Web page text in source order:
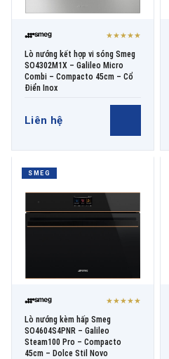
★★★★★
Lò nướng kết hợp vi sóng Smeg
SO4302M1X – Galileo Micro
Combi – Compacto 45cm – Cổ
Điển Inox
Liên hệ
SMEG
★★★★★
Lò nướng kèm hấp Smeg
SO4604S4PNR – Galileo
Steam100 Pro – Compacto
45cm – Dolce Stil Novo